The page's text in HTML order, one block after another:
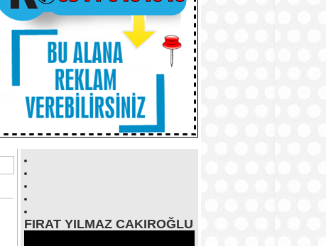
FIRAT YILMAZ CAKIROĞLU